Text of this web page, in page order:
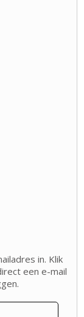
in. Klik
een e-mail